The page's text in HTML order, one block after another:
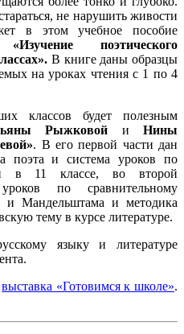
не нарушить живости
в этом учебное пособие
поэтического
В книге даны образцы
на уроках чтения с 1 по 4
классов будет полезным
Рыжковой иНины
. В его первой части дан
поэта и система уроков по
в 11 классе, во второй
по сравнительному
и Мандельштама и методика
тему в курсе литературе.
языку и литературе
выставка «Готовимся к школе».